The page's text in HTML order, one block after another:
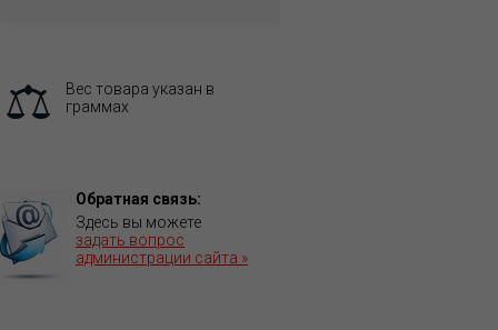
Вес товара указан в
граммах
Обратная связь:
Здесь вы можете
задать вопрос
администрации сайта »